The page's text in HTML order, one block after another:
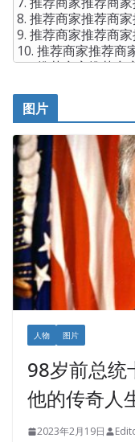
图片
人物 图片
98岁前总统
他的传奇人
2023年2月19日